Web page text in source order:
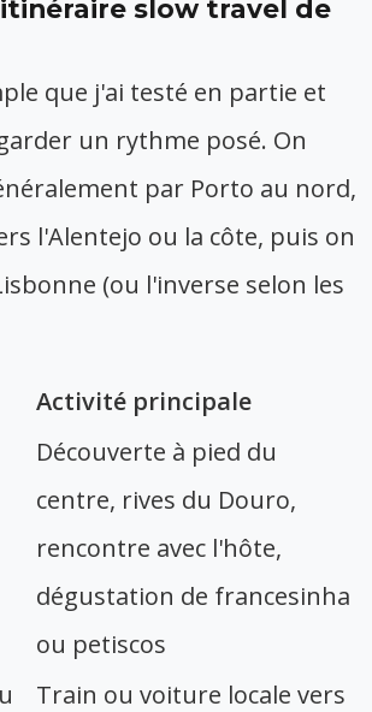
slow travel de
que j'ai testé en partie et
un rythme posé. On
par Porto au nord,
l'Alentejo ou la côte, puis on
(ou l'inverse selon les
Activité principale
Découverte à pied du
centre, rives du Douro,
rencontre avec l'hôte,
dégustation de francesinha
ou petiscos
Train ou voiture locale vers